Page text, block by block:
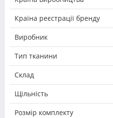
Країна реєстрації бренду
Виробник
Тип тканини
Склад
Щільність
Розмір комплекту